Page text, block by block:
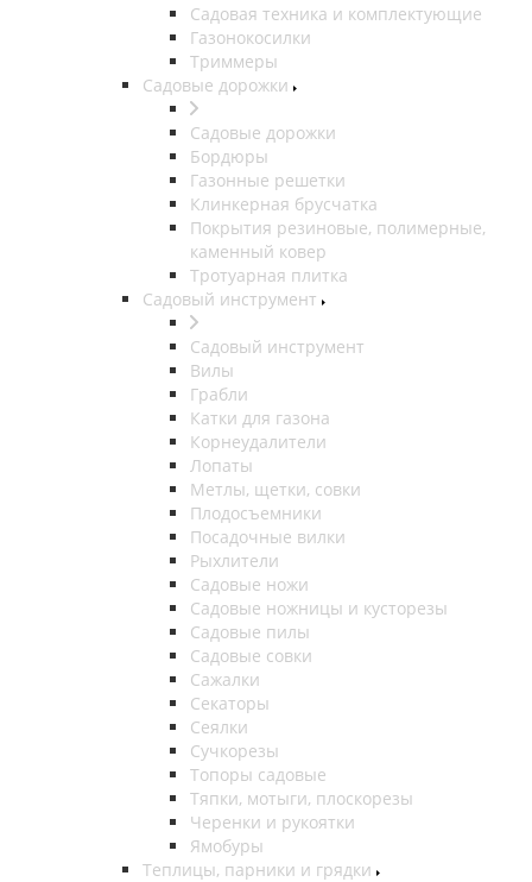
Садовая техника и комплектующие
Газонокосилки
Триммеры
Садовые дорожки
Садовые дорожки
Бордюры
Газонные решетки
Клинкерная брусчатка
Покрытия резиновые, полимерные,
каменный ковер
Тротуарная плитка
Садовый инструмент
Садовый инструмент
Вилы
Грабли
Катки для газона
Корнеудалители
Лопаты
Метлы, щетки, совки
Плодосъемники
Посадочные вилки
Рыхлители
Садовые ножи
Садовые ножницы и кусторезы
Садовые пилы
Садовые совки
Сажалки
Секаторы
Сеялки
Сучкорезы
Топоры садовые
Тяпки, мотыги, плоскорезы
Черенки и рукоятки
Ямобуры
Теплицы, парники и грядки